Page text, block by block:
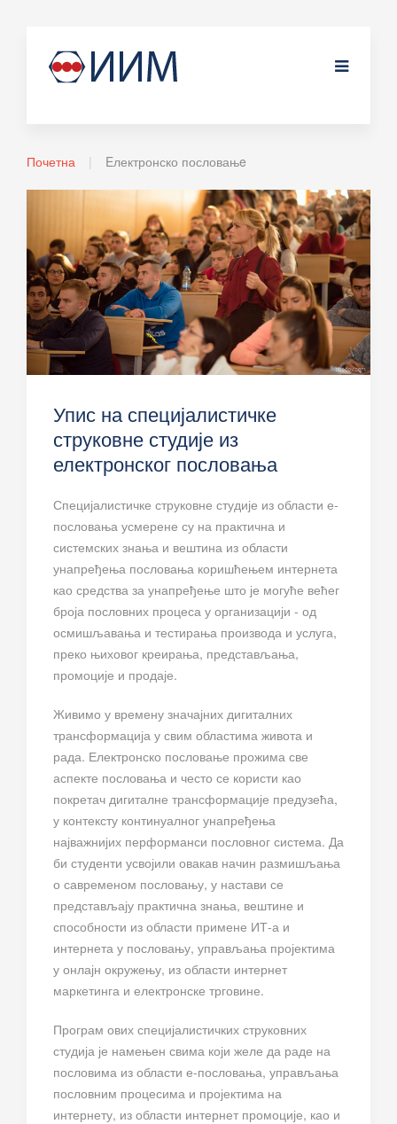
Почетна Eлектронско пословањe
Упис на специјалистичке
струковне студије из
електронског пословања
Специјалистичке струковне студије из области е-
пословања усмерене су на практична и
системских знања и вештина из области
унапређења пословања коришћењем интернета
као средства за унапређење што је могуће већег
броја пословних процеса у организацији - од
осмишљавања и тестирања производа и услуга,
преко њиховог креирања, представљања,
промоције и продаје.
Живимо у времену значајних дигиталних
трансформација у свим областима живота и
рада. Електронско пословање прожима све
аспекте пословања и често се користи као
покретач дигиталне трансформације предузећа,
у контексту континуалног унапређења
најважнијих перформанси пословног система. Да
би студенти усвојили овакав начин размишљања
о савременом пословању, у настави се
представљају практична знања, вештине и
способности из области примене ИТ-а и
интернета у пословању, управљања пројектима
у онлајн окружењу, из области интернет
маркетинга и електронске трговине.
Програм ових специјалистичких струковних
студија је намењен свима који желе да раде на
пословима из области е-пословања, управљања
пословним процесима и пројектима на
интернету, из области интернет промоције, као и